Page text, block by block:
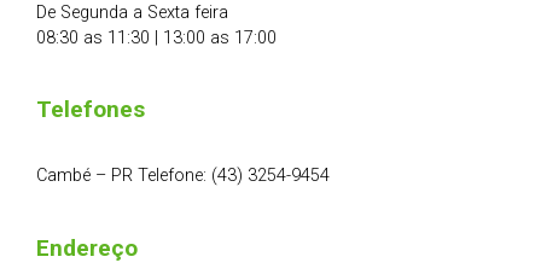
De Segunda a Sexta feira
08:30 as 11:30 | 13:00 as 17:00
Telefones
Cambé – PR Telefone: (43) 3254-9454
Endereço